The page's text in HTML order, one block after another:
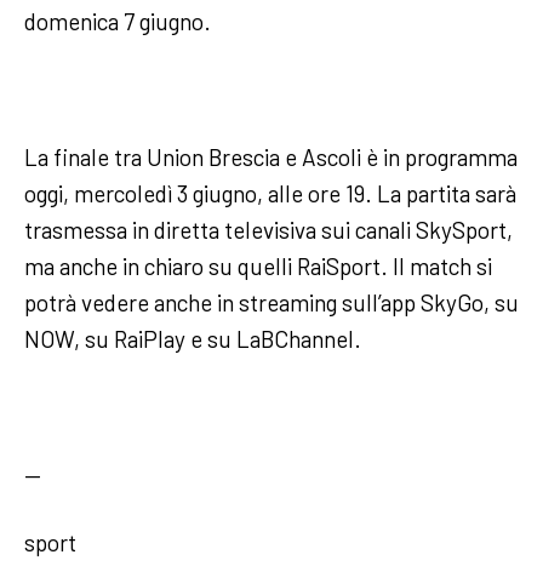
domenica 7 giugno.
La finale tra Union Brescia e Ascoli è in programma
oggi, mercoledì 3 giugno, alle ore 19. La partita sarà
trasmessa in diretta televisiva sui canali SkySport,
ma anche in chiaro su quelli RaiSport. Il match si
potrà vedere anche in streaming sull’app SkyGo, su
NOW, su RaiPlay e su LaBChannel.
—
sport